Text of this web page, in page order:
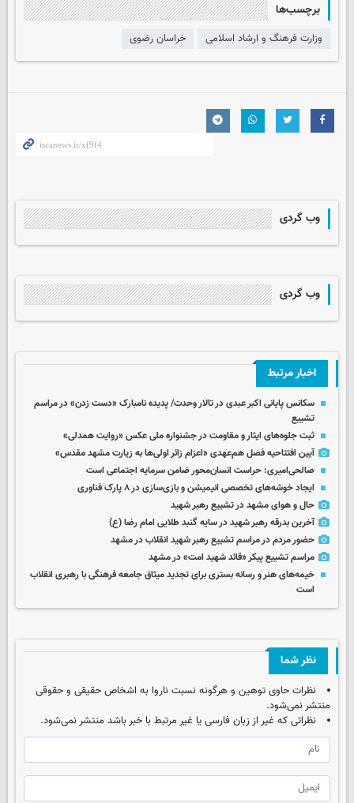
برچسب‌ها
وزارت فرهنگ و ارشاد اسلامی خراسان رضوی
وب گردی
وب گردی
اخبار مرتبط
سکانس پایانی اکبر عبدی در تالار وحدت/ پدیده نامبارک «دست زدن» در مراسم
تشییع
ثبت جلوه‌های ایثار و مقاومت در جشنواره ملی عکس «روایت همدلی»
آیین افتتاحیه فصل هم‌عهدی «اعزام زائر اولی‌ها به زیارت مشهد مقدس»
صالحی‌امیری: حراست انسان‌محور ضامن سرمایه اجتماعی است
ایجاد خوشه‌های تخصصی انیمیشن و بازی‌سازی در ۸ پارک فناوری
حال و هوای مشهد در تشییع رهبر شهید
آخرین بدرقه رهبر شهید در سایه گنبد طلایی امام رضا (ع)
حضور مردم در مراسم تشییع رهبر شهید انقلاب در مشهد
مراسم تشییع پیکر «قائد شهید امت» در مشهد
خیمه‌های هنر و رسانه بستری برای تجدید میثاق جامعه فرهنگی با رهبری انقلاب
است
نظر شما
نظرات حاوی توهین و هرگونه نسبت ناروا به اشخاص حقیقی و حقوقی
منتشر نمی‌شود.
نظراتی که غیر از زبان فارسی یا غیر مرتبط با خبر باشد منتشر نمی‌شود.